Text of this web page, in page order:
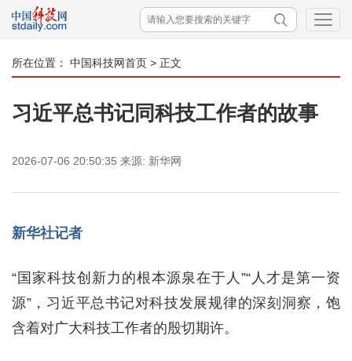
所在位置： 中国科技网首页 > 正文
习近平总书记同科技工作者的故事
2026-07-06 20:50:35 来源: 新华网
新华社记者
“国家科技创新力的根本源泉在于人”“人才是第一资
源”，习近平总书记对科技发展规律的深刻洞察，饱
含着对广大科技工作者的殷切期许。